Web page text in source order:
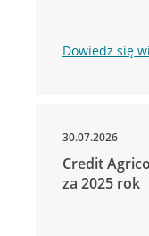
Dowiedz się
30.07.2026
Credit
za 2025 rok